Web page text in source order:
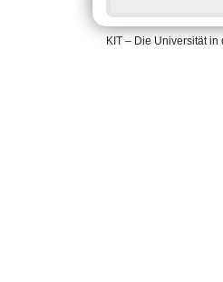
KIT – Die Universität